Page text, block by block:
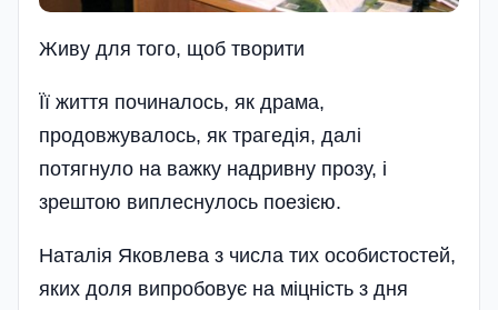
Живу для того, щоб творити
Її життя починалось, як драма,
продовжувалось, як трагедія, далі
потягнуло на важку надривну прозу, і
зрештою виплеснулось поезією.
Наталія Яковлева з числа тих особистостей,
яких доля випробовує на міцність з дня